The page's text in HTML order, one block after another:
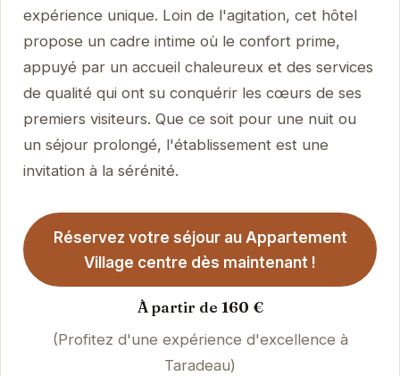
expérience unique. Loin de l'agitation, cet hôtel
propose un cadre intime où le confort prime,
appuyé par un accueil chaleureux et des services
de qualité qui ont su conquérir les cœurs de ses
premiers visiteurs. Que ce soit pour une nuit ou
un séjour prolongé, l'établissement est une
invitation à la sérénité.
Réservez votre séjour au Appartement
Village centre dès maintenant !
À partir de 160 €
(Profitez d'une expérience d'excellence à
Taradeau)